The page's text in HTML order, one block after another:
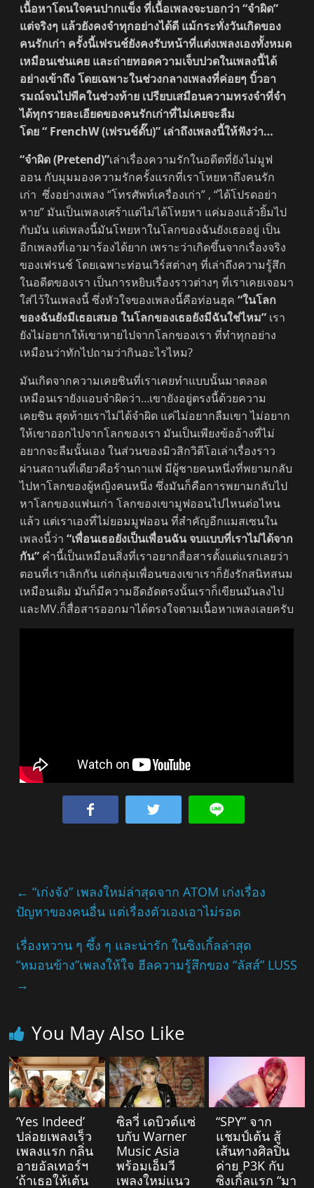
เนื้อหาโดนใจคนปากแข็ง ที่เนื้อเพลงจะบอกว่า “จำผิด”
แต่จริงๆ แล้วยังคงจำทุกอย่างได้ดี แม้กระทั่งวันเกิดของ
คนรักเก่า ครั้งนี้เฟรนช์ยังคงรับหน้าที่แต่งเพลงเองทั้งหมด
เหมือนเช่นเคย และถ่ายทอดความเจ็บปวดในเพลงนี้ได้
อย่างเข้าถึง โดยเฉพาะในช่วงกลางเพลงที่ค่อยๆ บิ้วอา
รมณ์จนไปพีคในช่วงท้าย เปรียบเสมือนความทรงจำที่จำ
ได้ทุกรายละเอียดของคนรักเก่าที่ไม่เคยจะลืม
โดย “ FrenchW (เฟรนช์ดั๊บ)” เล่าถึงเพลงนี้ให้ฟังว่า…
“จำผิด (Pretend)”เล่าเรื่องความรักในอดีตที่ยังไม่มูฟ
ออน กับมุมมองความรักครั้งแรกที่เราโหยหาถึงคนรัก
เก่า ซึ่งอย่างเพลง “โทรศัพท์เครื่องเก่า” , “ได้โปรดอย่า
หาย” มันเป็นเพลงเศร้าแต่ไม่ได้โหยหา แค่มองแล้วยิ้มไป
กับมัน แต่เพลงนี้มันโหยหาในโลกของฉันยังเธออยู่ เป็น
อีกเพลงที่เอามาร้องได้ยาก เพราะว่าเกิดขึ้นจากเรื่องจริง
ของเฟรนช์ โดยเฉพาะท่อนเวิร์สต่างๆ ที่เล่าถึงความรู้สึก
ในอดีตของเรา เป็นการหยิบเรื่องราวต่างๆ ที่เราเคยเจอมา
ใส่ไว้ในเพลงนี้ ซึ่งหัวใจของเพลงนี้คือท่อนฮุค“ในโลก
ของฉันยังมีเธอเสมอ ในโลกของเธอยังมีฉันใช่ไหม” เรา
ยังไม่อยากให้เขาหายไปจากโลกของเรา ที่ทำทุกอย่าง
เหมือนว่าทักไปถามว่ากินอะไรไหม?
มันเกิดจากความเคยชินที่เราเคยทำแบบนั้นมาตลอด
เหมือนเรายังแอบจำผิดว่า…เขายังอยู่ตรงนี้ด้วยความ
เคยชิน สุดท้ายเราไม่ได้จำผิด แค่ไม่อยากลืมเขา ไม่อยาก
ให้เขาออกไปจากโลกของเรา มันเป็นเพียงข้ออ้างที่ไม่
อยากจะลืมนั้นเอง ในส่วนของมิวสิกวิดีโอเล่าเรื่องราว
ผ่านสถานที่เดียวคือร้านกาแฟ มีผู้ชายคนหนึ่งที่พยามกลับ
ไปหาโลกของผู้หญิงคนหนึ่ง ซึ่งมันก็คือการพยามกลับไป
หาโลกของแฟนเก่า โลกของเขามูฟออนไปไหนต่อไหน
แล้ว แต่เราเองที่ไม่ยอมมูฟออน ที่สำคัญอีกแมสเซนใน
เพลงนี้ว่า“เพื่อนเธอยังเป็นเพื่อนฉัน จบแบบที่เราไม่ได้จาก
กัน” คำนี้เป็นเหมือนสิ่งที่เราอยากสื่อสารตั้งแต่แรกเลยว่า
ตอนที่เราเลิกกัน แต่กลุ่มเพื่อนของเขาเราก็ยังรักสนิทสนม
เหมือนเดิม มันก็มีความอึดอัดตรงนั้นเราก็เขียนมันลงไป
และMV.ก็สื่อสารออกมาได้ตรงใจตามเนื้อหาเพลงเลยครับ
← “เก่งจัง” เพลงใหม่ล่าสุดจาก ATOM เก่งเรื่อง
ปัญหาของคนอื่น แต่เรื่องตัวเองเอาไม่รอด
เรื่องหวาน ๆ ซึ้ง ๆ และน่ารัก ในซิงเกิ้ลล่าสุด
“หมอนข้าง”เพลงให้ใจ ฮีลความรู้สึกของ “ลัสส์” LUSS
→
You May Also Like
‘Yes Indeed’
ปล่อยเพลงเร็ว
เพลงแรก กลิ่น
อายอัลเทอร์ฯ
‘ถ้าเธอให้เต้น
ซิลวี่ เดบิวต์แซ่
บกับ Warner
Music Asia
พร้อมเอ็มวี
เพลงใหม่แนว
“SPY” จาก
แชมป์เต้น​ สู้
เส้นทางศิลปิน
ค่าย​ P3K กับ
ซิงเกิ้ลแรก​ “มา